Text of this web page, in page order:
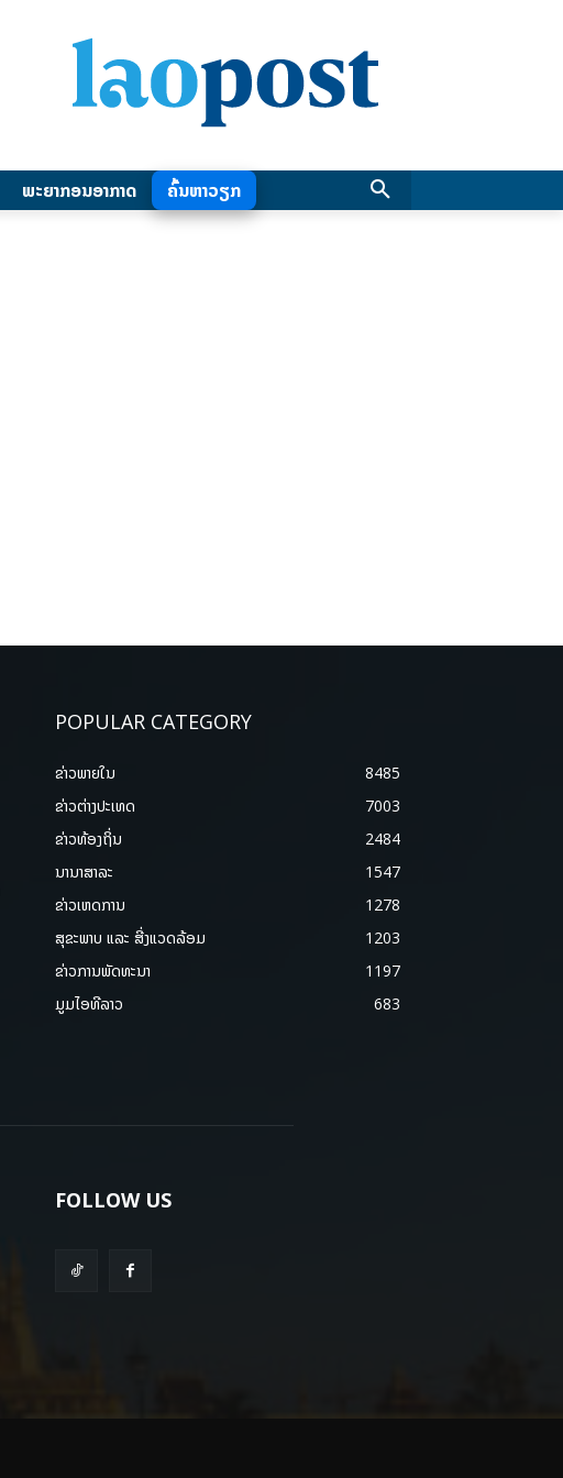
ພະຍາກອນອາກາດ ຄົ້ນຫາວຽກ
POPULAR CATEGORY
ຂ່າວພາຍ​ໃນ
8485
ຂ່າວຕ່າງປະເທດ
7003
ຂ່າວທ້ອງຖິ່ນ
2484
ນານາສາລະ
1547
ຂ່າວເຫດການ
1278
ສຸຂະພາບ ແລະ ສີ່ງແວດລ້ອມ
1203
ຂ່າວການພັດທະນາ
1197
ມູມໄອທີລາວ
683
FOLLOW US